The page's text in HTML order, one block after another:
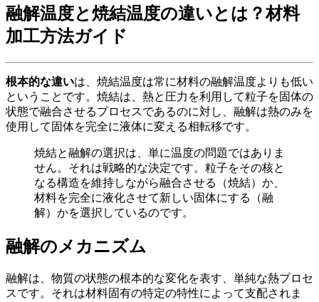
融解温度と焼結温度の違いとは？材料
加工方法ガイド
根本的な違いは、焼結温度は常に材料の融解温度よりも低い
ということです。焼結は、熱と圧力を利用して粒子を固体の
状態で融合させるプロセスであるのに対し、融解は熱のみを
使用して固体を完全に液体に変える相転移です。
焼結と融解の選択は、単に温度の問題ではありま
せん。それは戦略的な決定です。粒子をその核と
なる構造を維持しながら融合させる（焼結）か、
材料を完全に液化させて新しい固体にする（融
解）かを選択しているのです。
融解のメカニズム
融解は、物質の状態の根本的な変化を表す、単純な熱プロセ
スです。それは材料固有の特定の特性によって支配されま